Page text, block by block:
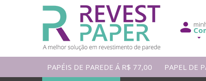
PAPÉIS DE PAREDE Á R$ 77,00 PAPEL DE